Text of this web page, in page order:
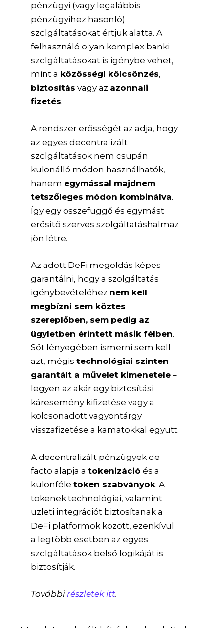
pénzügyi (vagy legalábbis
pénzügyihez hasonló)
szolgáltatásokat értjük alatta. A
felhasználó olyan komplex banki
szolgáltatásokat is igénybe vehet,
mint a közösségi kölcsönzés,
biztosítás vagy az azonnali
fizetés.
A rendszer erősségét az adja, hogy
az egyes decentralizált
szolgáltatások nem csupán
különálló módon használhatók,
hanem egymással majdnem
tetszőleges módon kombinálva.
Így egy összefüggő és egymást
erősítő szerves szolgáltatáshalmaz
jön létre.
Az adott DeFi megoldás képes
garantálni, hogy a szolgáltatás
igénybevételéhez nem kell
megbízni sem köztes
szereplőben, sem pedig az
ügyletben érintett másik félben.
Sőt lényegében ismerni sem kell
azt, mégistechnológiai szinten
garantált a művelet kimenetele –
legyen az akár egy biztosítási
káresemény kifizetése vagy a
kölcsönadott vagyontárgy
visszafizetése a kamatokkal együtt.
A decentralizált pénzügyek de
facto alapja atokenizáció és a
különféletoken szabványok. A
tokenek technológiai, valamint
üzleti integrációt biztosítanak a
DeFi platformok között, ezenkívül
a legtöbb esetben az egyes
szolgáltatások belső logikáját is
biztosítják.
További részletek itt.